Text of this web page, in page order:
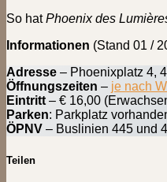
So hatPhoenix des
Informationen (Stand 01 /
Adresse – Phoenixplatz 4,
Öffnungszeiten – je nach
Eintritt – € 16,00
Parken: Parkplatz
ÖPNV – Buslinien 445 und
Teilen